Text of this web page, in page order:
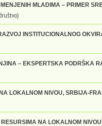
MLADIMA – PRIMER
INSTITUCIONALNOG
– EKSPERTSKA PODRŠKA
LOKALNOM NIVOU, SRBIJA-
NA LOKALNOM